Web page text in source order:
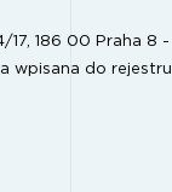
186 00 Praha 8 -
wpisana do